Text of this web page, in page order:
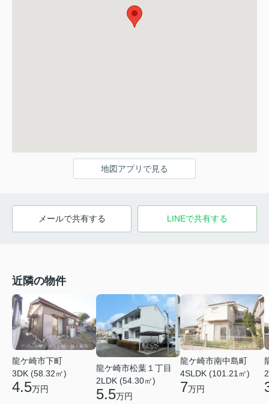
地図アプリで見る
メールで共有する LINEで共有する
近隣の物件
龍ケ崎市下町
3DK (58.32㎡)
4.5万円
龍ケ崎市松葉１丁目
2LDK (54.30㎡)
5.5万円
龍ケ崎市南中島町
4SLDK (101.21㎡)
7万円